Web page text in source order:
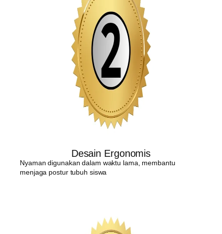
Desain Ergonomis
Nyaman digunakan dalam waktu lama, membantu
menjaga postur tubuh siswa